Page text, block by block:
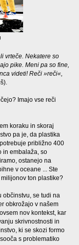
vrteče. Nekatere so
pike. Meni pa so fine,
videti! Reči »reči«,
Imajo vse reči
koraku in skoraj
pa je, da plastika
približno 400
in embalaža, so
ostanejo na
v oceane ... Ste
ton plastike?
občinstvu, se tudi na
obkrožajo v našem
nov kontekst, kar
skrivnostnosti in
ki se skozi formo
s problematiko